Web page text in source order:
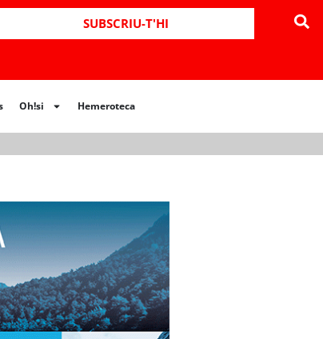
SUBSCRIU-T'HI
Oh!si Hemeroteca
Hemeroteca